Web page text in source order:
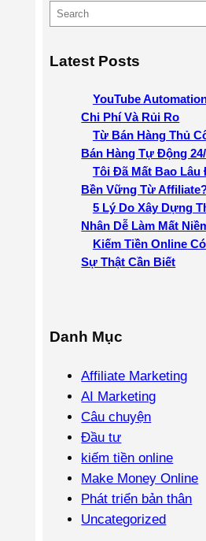
S
e
Latest Posts
YouTube
Chi Phí Và Rủi Ro
Từ Bán Hàng Thủ
Bán Hàng Tự Động
Tôi Đã Mất Bao Lâu
Bền Vững Từ
5 Lý Do Xây Dựng
Nhân Dễ Làm Mất
Kiếm Tiền Online
Sự Thật Cần Biết
Danh Mục
Affiliate Marketing
AI Marketing
Câu chuyện
Đầu tư
kiếm tiền online
Make Money Online
Phát triển bản thân
Uncategorized